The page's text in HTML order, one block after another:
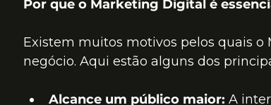
Por que o Marketing Digital é
Existem muitos motivos pelos quais o
negócio. Aqui estão alguns dos
Alcance um público maior: A